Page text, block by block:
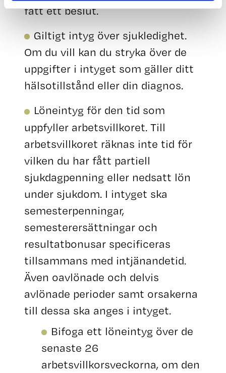
fått ett beslut.
Giltigt intyg över sjukledighet.
Om du vill kan du stryka över de
uppgifter i intyget som gäller ditt
hälsotillstånd eller din diagnos.
Löneintyg för den tid som
uppfyller arbetsvillkoret. Till
arbetsvillkoret räknas inte tid för
vilken du har fått partiell
sjukdagpenning eller nedsatt lön
under sjukdom. I intyget ska
semesterpenningar,
semesterersättningar och
resultatbonusar specificeras
tillsammans med intjänandetid.
Även oavlönade och delvis
avlönade perioder samt orsakerna
Bifoga ett löneintyg över de
senaste 26
arbetsvillkorsveckorna, om den